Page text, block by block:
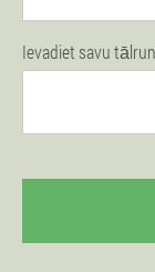
Ievadiet savu